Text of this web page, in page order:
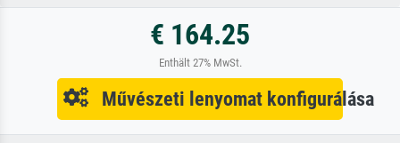
€ 164.25
Enthält 27% MwSt.
Művészeti lenyomat konfigurálása